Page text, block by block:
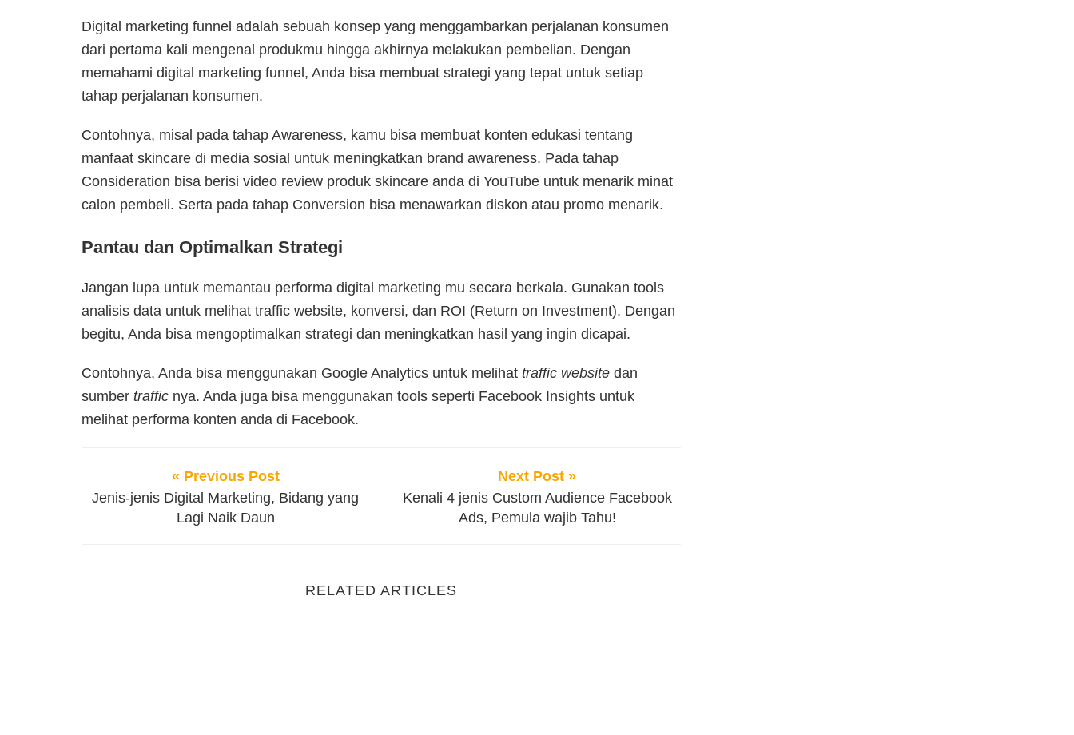
Digital marketing funnel adalah sebuah konsep yang menggambarkan perjalanan konsumen
dari pertama kali mengenal produkmu hingga akhirnya melakukan pembelian. Dengan
memahami digital marketing funnel, Anda bisa membuat strategi yang tepat untuk setiap
tahap perjalanan konsumen.
Contohnya, misal pada tahap Awareness, kamu bisa membuat konten edukasi tentang
manfaat skincare di media sosial untuk meningkatkan brand awareness. Pada tahap
Consideration bisa berisi video review produk skincare anda di YouTube untuk menarik minat
calon pembeli. Serta pada tahap Conversion bisa menawarkan diskon atau promo menarik.
Pantau dan Optimalkan Strategi
Jangan lupa untuk memantau performa digital marketing mu secara berkala. Gunakan tools
analisis data untuk melihat traffic website, konversi, dan ROI (Return on Investment). Dengan
begitu, Anda bisa mengoptimalkan strategi dan meningkatkan hasil yang ingin dicapai.
Contohnya, Anda bisa menggunakan Google Analytics untuk melihat traffic website dan
sumber traffic nya. Anda juga bisa menggunakan tools seperti Facebook Insights untuk
melihat performa konten anda di Facebook.
« Previous Post
Jenis-jenis Digital Marketing, Bidang yang
Lagi Naik Daun
Next Post »
Kenali 4 jenis Custom Audience Facebook
Ads, Pemula wajib Tahu!
RELATED ARTICLES